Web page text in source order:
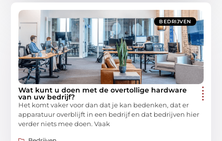
BEDRIJVEN
Wat kunt u doen met de overtollige hardware
van uw bedrijf?
Het komt vaker voor dan dat je kan bedenken, dat er
apparatuur overblijft in een bedrijf en dat bedrijven hier
verder niets mee doen. Vaak